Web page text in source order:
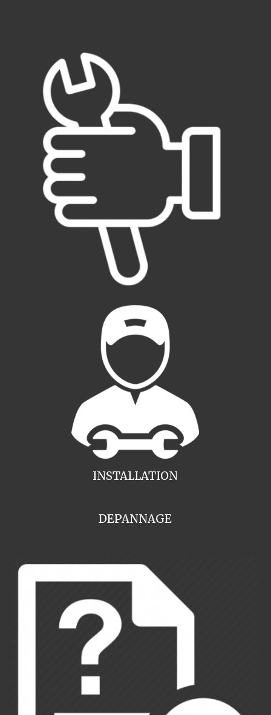
INSTALLATION
DEPANNAGE